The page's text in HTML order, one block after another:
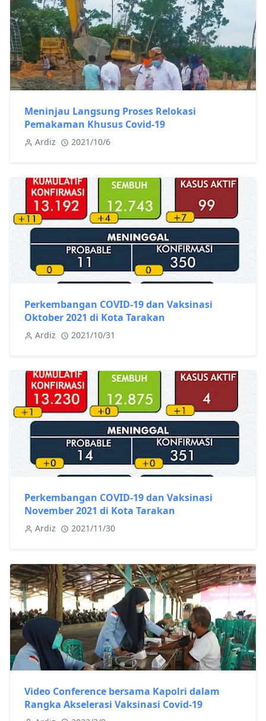
Meninjau Langsung Proses Relokasi
Pemakaman Khusus Covid-19
Ardiz 2021/10/6
Perkembangan COVID-19 dan Vaksinasi
Oktober 2021 di Kota Tarakan
Ardiz 2021/10/31
Perkembangan COVID-19 dan Vaksinasi
November 2021 di Kota Tarakan
Ardiz 2021/11/30
Video Conference bersama Kapolri dalam
Rangka Akselerasi Vaksinasi Covid-19